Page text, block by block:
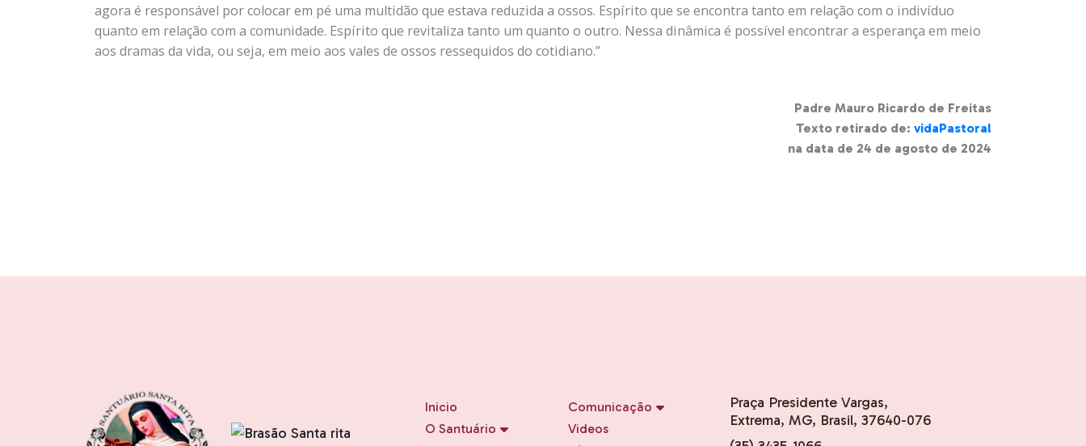
agora é responsável por colocar em pé uma multidão que estava reduzida a ossos. Espírito que se encontra tanto em relação com o indivíduo
quanto em relação com a comunidade. Espírito que revitaliza tanto um quanto o outro. Nessa dinâmica é possível encontrar a esperança em meio
aos dramas da vida, ou seja, em meio aos vales de ossos ressequidos do cotidiano.”
Padre Mauro Ricardo de Freitas
Texto retirado de: vidaPastoral
na data de 24 de agosto de 2024
Inicio
O Santuário
Comunicação
Videos
Praça Presidente Vargas,
Extrema, MG, Brasil, 37640-076